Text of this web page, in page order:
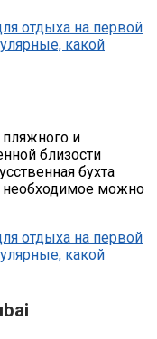
и
близости
бухта
необходимое можно